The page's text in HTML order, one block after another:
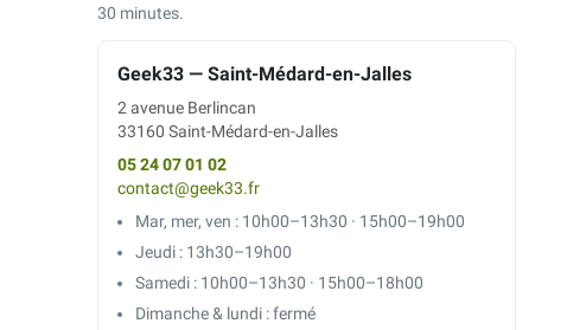
30 minutes.
Geek33 — Saint-Médard-en-Jalles
2 avenue Berlincan
33160 Saint-Médard-en-Jalles
05 24 07 01 02
contact@geek33.fr
Mar, mer, ven : 10h00–13h30 · 15h00–19h00
Jeudi : 13h30–19h00
Samedi : 10h00–13h30 · 15h00–18h00
Dimanche & lundi : fermé